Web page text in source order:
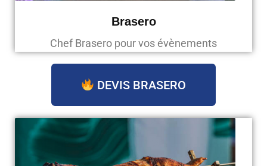
Brasero
Chef Brasero pour vos évènements
DEVIS BRASERO